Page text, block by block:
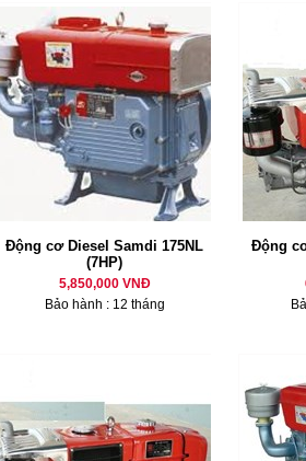
Động cơ Diesel Samdi 175NL
(7HP)
5,850,000 VNĐ
Bảo hành : 12 tháng
Động